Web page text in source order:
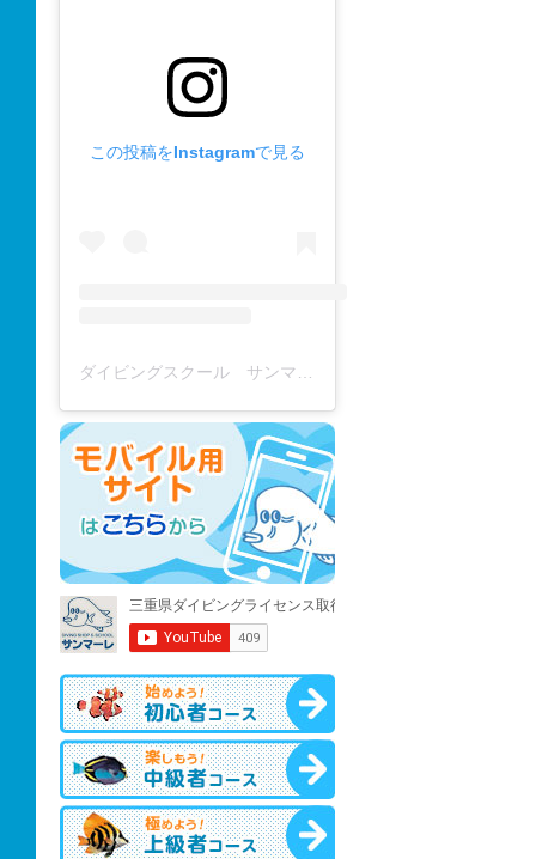
この投稿をInstagramで見る
ダイビングスクール サンマーレ / diving school(@diving_school_sanmare)がシェアした投稿